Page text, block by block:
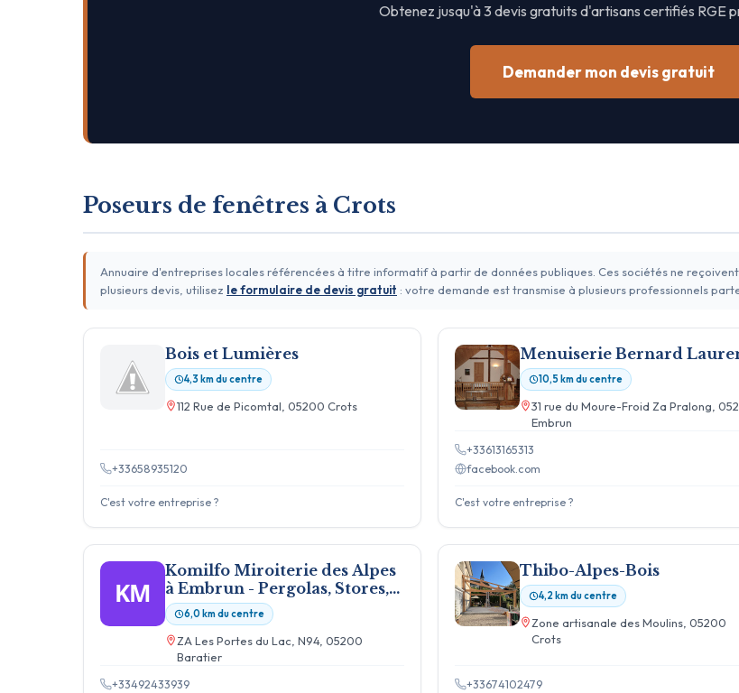
Obtenez jusqu'à 3 devis gratuits d'artisans certifiés RGE
Demander mon devis gratuit
Poseurs de fenêtres à Crots
Annuaire d'entreprises locales référencées à titre informatif à partir de données publiques. Ces sociétés ne
plusieurs devis, utilisez le formulaire de devis gratuit : votre demande est transmise à plusieurs professionnels
Bois et Lumières
4,3 km du centre
112 Rue de Picomtal, 05200 Crots
+33658935120
C'est votre entreprise ?
Menuiserie Bernard
10,5 km du centre
31 rue du Moure-Froid Za Pralong,
Embrun
+33613165313
facebook.com
C'est votre entreprise ?
KM
Komilfo Miroiterie des Alpes
à Embrun - Pergolas, Stores,
Fenêtres, Menuiseries
6,0 km du centre
ZA Les Portes du Lac, N94, 05200
Baratier
+33492433939
Thibo-Alpes-Bois
4,2 km du centre
Zone artisanale des Moulins, 05200
Crots
+33674102479